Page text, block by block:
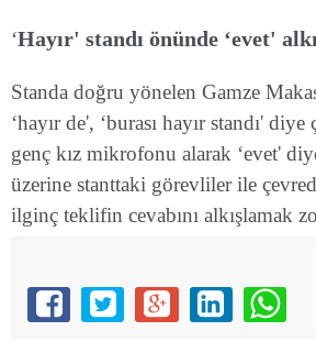
‘Hayır' standı önünde ‘evet'
Standa doğru yönelen Gamze
‘hayır de', ‘burası hayır standı'
genç kız mikrofonu alarak ‘evet'
üzerine stanttaki görevliler ile
ilginç teklifin cevabını alkışlamak